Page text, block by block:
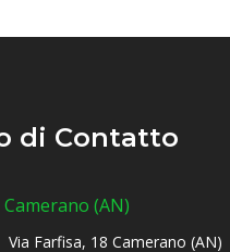
di Contatto
(AN)
Via Farfisa, 18 Camerano (AN)